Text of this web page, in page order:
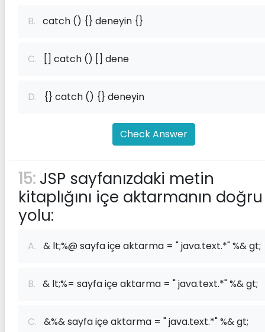
B. catch () {} deneyin {}
C. [] catch () [] dene
D. {} catch () {} deneyin
Check Answer
15: JSP sayfanızdaki metin
kitaplığını içe aktarmanın doğru
yolu:
A. & lt;%@ sayfa içe aktarma = " java.text.*" %& gt;
B. & lt;%= sayfa içe aktarma = " java.text.*" %& gt;
C. &%& sayfa içe aktarma = " java.text.*" %& gt;